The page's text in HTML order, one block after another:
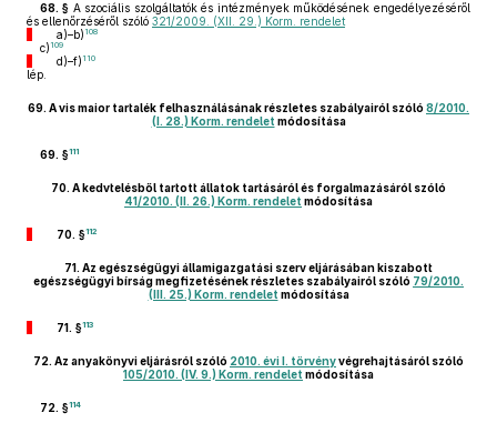
68. § A szociális szolgáltatók és intézmények működésének engedélyezéséről
és ellenőrzéséről szóló 321/2009. (XII. 29.) Korm. rendelet
a)–b) 108
c) 109
d)–f) 110
lép.
69. A vis maior tartalék felhasználásának részletes szabályairól szóló 8/2010.
(I. 28.) Korm. rendelet módosítása
69. §111
70. A kedvtelésből tartott állatok tartásáról és forgalmazásáról szóló
41/2010. (II. 26.) Korm. rendelet módosítása
70. §112
71. Az egészségügyi államigazgatási szerv eljárásában kiszabott
egészségügyi bírság megfizetésének részletes szabályairól szóló 79/2010.
(III. 25.) Korm. rendelet módosítása
71. §113
72. Az anyakönyvi eljárásról szóló 2010. évi I. törvényvégrehajtásáról szóló
105/2010. (IV. 9.) Korm. rendelet módosítása
72. §114